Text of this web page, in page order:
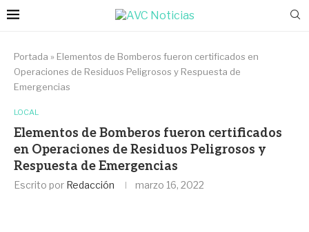
Portada » Elementos de Bomberos fueron certificados en
Operaciones de Residuos Peligrosos y Respuesta de
Emergencias
LOCAL
Elementos de Bomberos fueron certificados
en Operaciones de Residuos Peligrosos y
Respuesta de Emergencias
Escrito por Redacción marzo 16, 2022